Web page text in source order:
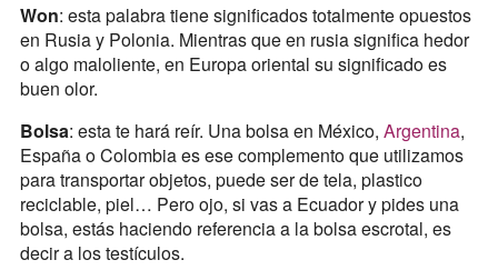
Won: esta palabra tiene significados totalmente opuestos
en Rusia y Polonia. Mientras que en rusia significa hedor
o algo maloliente, en Europa oriental su significado es
buen olor.
Bolsa: esta te hará reír. Una bolsa en México, Argentina,
España o Colombia es ese complemento que utilizamos
para transportar objetos, puede ser de tela, plastico
reciclable, piel… Pero ojo, si vas a Ecuador y pides una
bolsa, estás haciendo referencia a la bolsa escrotal, es
decir a los testículos.